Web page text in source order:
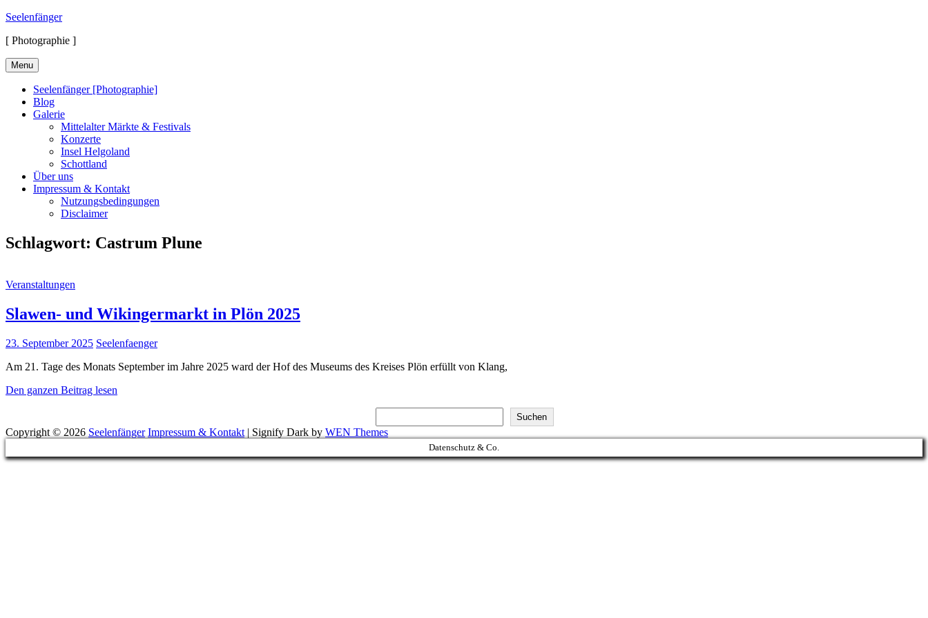
Skip
content
Seelenfänger
[ Photographie ]
Menu
Seelenfänger [Photographie]
Blog
Galerie
Mittelalter Märkte & Festivals
Konzerte
Insel Helgoland
Schottland
Über uns
Impressum & Kontakt
Nutzungsbedingungen
Disclaimer
Schlagwort: Castrum Plune
Cat
Veranstaltungen
Slawen- und Wikingermarkt in Plön 2025
Posted
23. September 2025 Seelenfaenger
Am 21. Tage des Monats September im Jahre 2025 ward der Hof des Museums des Kreises Plön erfüllt von Klang,
Den ganzen Beitrag lesen
in
Plön
Suchen
Copyright © 2026 Seelenfänger Impressum & Kontakt | Signify Dark by WEN Themes
Scroll
Up
Datenschutz & Co.